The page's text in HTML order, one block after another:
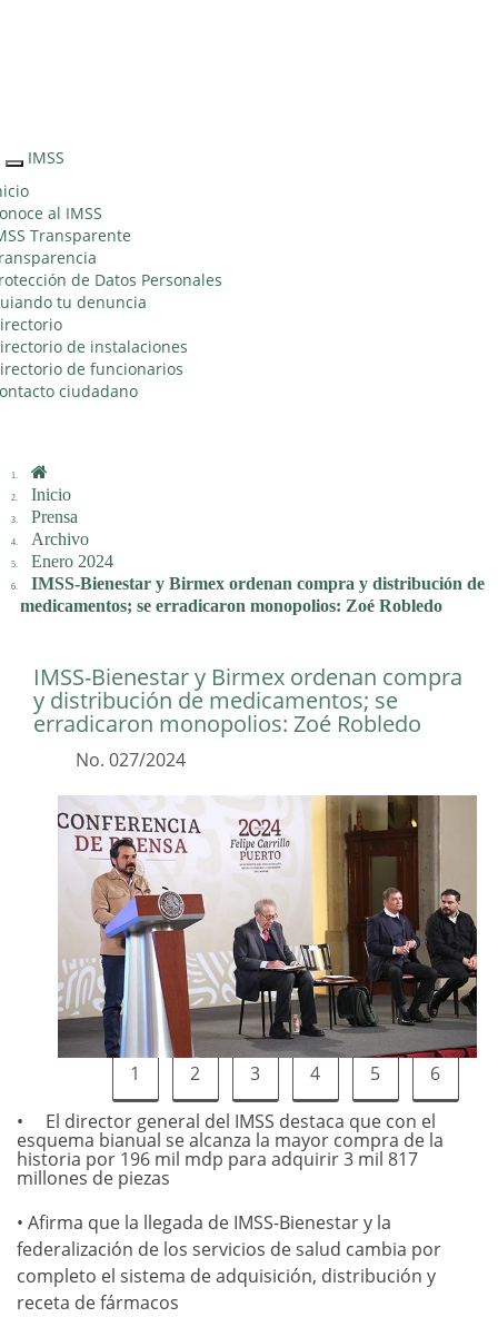
Interruptor
de
Navegación
IMSS
al IMSS
Transparente
de Datos Personales
tu denuncia
de instalaciones
de funcionarios
ciudadano
Inicio
Prensa
Archivo
Enero 2024
IMSS-Bienestar y Birmex ordenan compra y distribución de
medicamentos; se erradicaron monopolios: Zoé Robledo
IMSS-Bienestar y Birmex ordenan compra
y distribución de medicamentos; se
erradicaron monopolios: Zoé Robledo
No. 027/2024
1 2 3 4 5
6
El director general del IMSS destaca que con el
esquema bianual se alcanza la mayor compra de la
historia por 196 mil mdp para adquirir 3 mil 817
millones de piezas
• Afirma que la llegada de IMSS-Bienestar y la
federalización de los servicios de salud cambia por
completo el sistema de adquisición, distribución y
receta de fármacos